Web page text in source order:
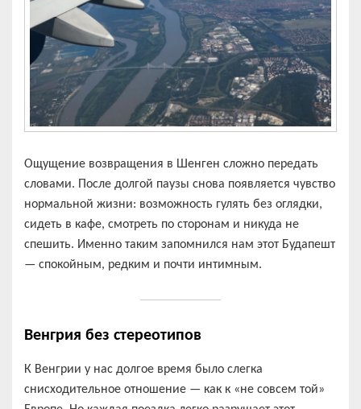
Ощущение возвращения в Шенген сложно передать
словами. После долгой паузы снова появляется чувство
нормальной жизни: возможность гулять без оглядки,
сидеть в кафе, смотреть по сторонам и никуда не
спешить. Именно таким запомнился нам этот Будапешт
— спокойным, редким и почти интимным.
Венгрия без стереотипов
К Венгрии у нас долгое время было слегка
снисходительное отношение — как к «не совсем той»